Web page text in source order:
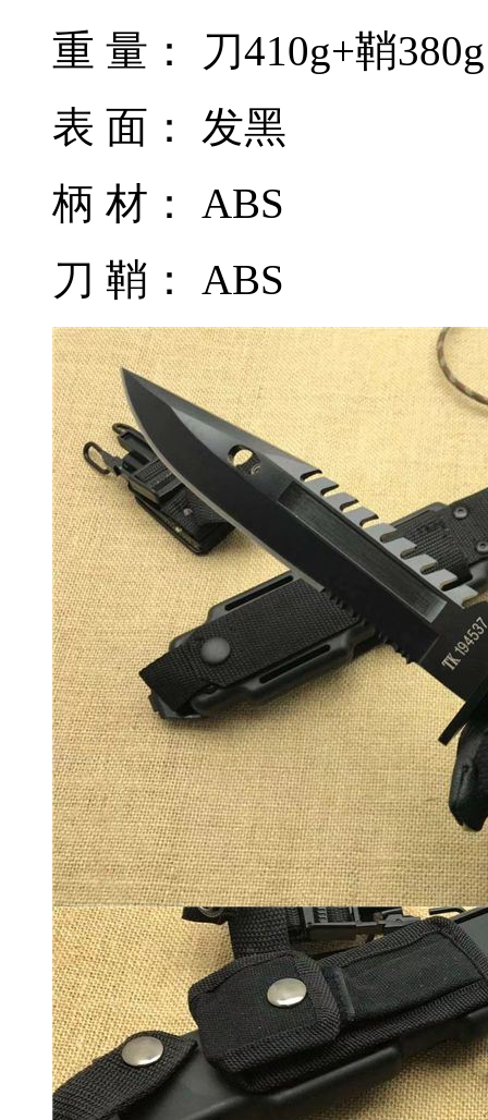
重 量： 刀410g+鞘
表 面： 发黑
柄 材： ABS
刀 鞘： ABS